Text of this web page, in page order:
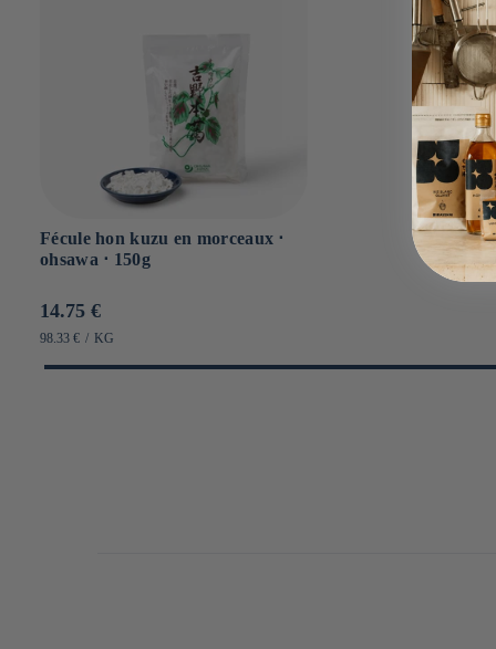
Fécule hon kuzu en morceaux ⋅
ohsawa ⋅ 150g
Prix
habituel
14.75 €
PRIX
98.33 € / PAR
KG